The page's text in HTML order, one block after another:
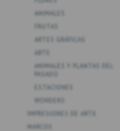
ANIMALES
FRUTAS
ARTES GRÁFICAS
ARTE
ANIMALES Y PLANTAS DEL
PASADO
ESTACIONES
WONDERS
IMPRESIONES DE ARTE
MARCOS